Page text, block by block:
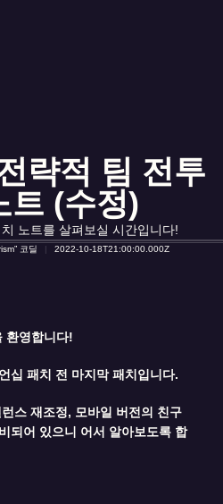
략적 팀 전투
트 (수정)
노트를 살펴보실 시간입니다!
코딜 2022-10-18T21:00:00.000Z
환영합니다!
십 패치 전 마지막 패치입니다.
스 재조정, 모바일 버전의 친구
되어 있으니 어서 알아보도록 합